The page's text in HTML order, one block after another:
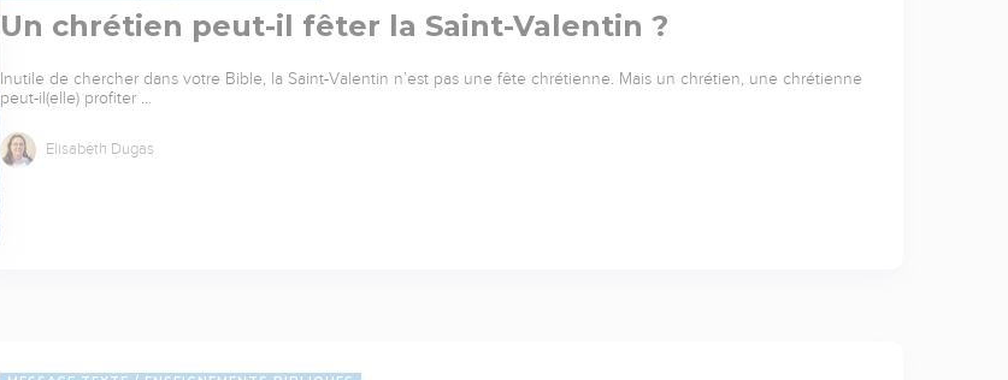
Un chrétien peut-il fêter la Saint-Valentin ?
Inutile de chercher dans votre Bible, la Saint-Valentin n’est pas une fête chrétienne. Mais un chrétien, une chrétienne
peut-il(elle) profiter …
Elisabeth Dugas